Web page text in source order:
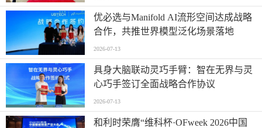
优必选与Manifold AI流形空间达成战略
合作，共推世界模型泛化场景落地
2026-07-13
具身大脑联动灵巧手臂：智在无界与灵
心巧手签订全面战略合作协议
2026-07-13
和利时荣膺“维科杯·OFweek 2026中国